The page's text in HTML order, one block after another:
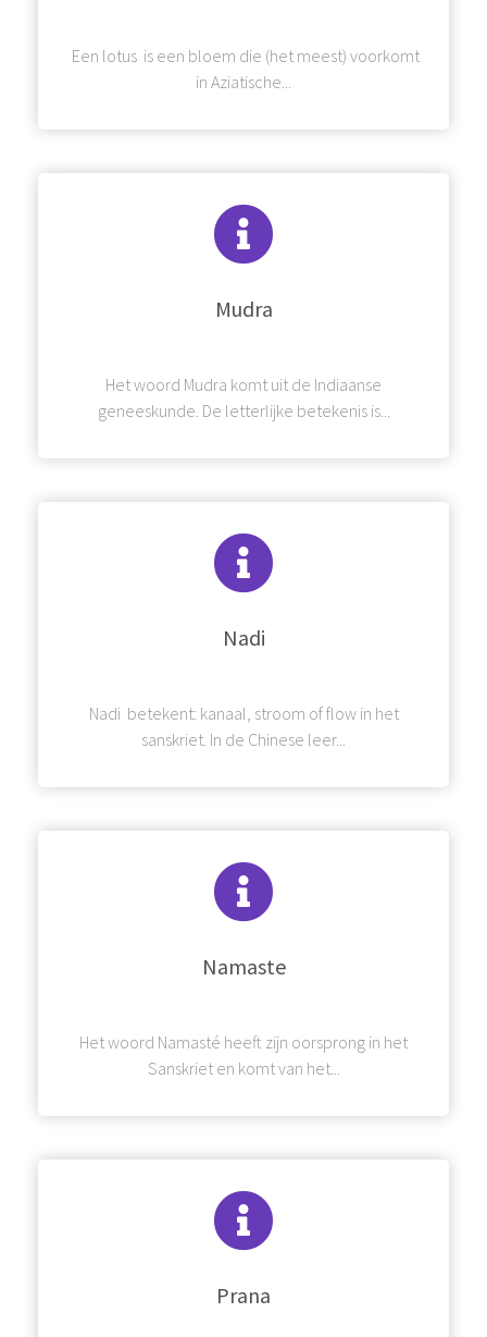
Een lotus is een bloem die (het meest) voorkomt
in Aziatische...
Mudra
Het woord Mudra komt uit de Indiaanse
geneeskunde. De letterlijke betekenis is...
Nadi
Nadi betekent: kanaal, stroom of flow in het
sanskriet. In de Chinese leer...
Namaste
Het woord Namasté heeft zijn oorsprong in het
Sanskriet en komt van het...
Prana